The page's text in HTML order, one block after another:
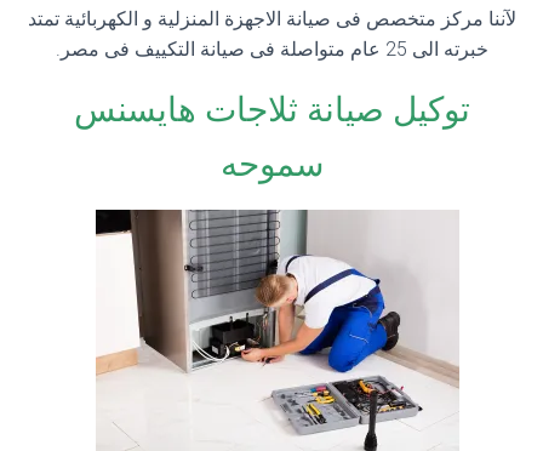
لآننا مركز متخصص فى صيانة الاجهزة المنزلية و الكهربائية تمتد
خبرته الى 25 عام متواصلة فى صيانة التكييف فى مصر.
توكيل صيانة ثلاجات هايسنس
سموحه